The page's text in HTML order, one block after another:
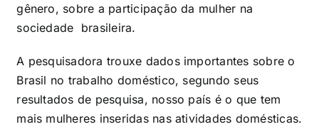
gênero, sobre a participação da mulher na
sociedade brasileira.
A pesquisadora trouxe dados importantes sobre o
Brasil no trabalho doméstico, segundo seus
resultados de pesquisa, nosso país é o que tem
mais mulheres inseridas nas atividades domésticas.